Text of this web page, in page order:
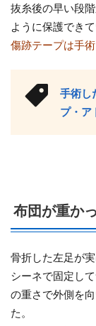
抜糸後の早い段
ように保護でき
傷跡テープは手術
手術し
プ・ア
布団が重か
骨折した左足が
シーネで固定し
の重さで外側を
た。